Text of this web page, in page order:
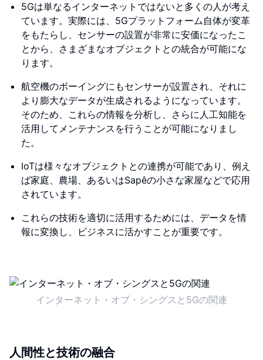
5Gは単なるインターネットではないと多くの人が考え
ています。実際には、5Gプラットフォーム自体が変革
をもたらし、センサーの設置が非常に安価になったこ
とから、さまざまなオブジェクトとの統合が可能にな
ります。
航空機のボーイングにもセンサーが設置され、それに
より膨大なデータが生成されるようになっています。
そのため、これらの情報を分析し、さらに人工知能を
活用してメンテナンスを行うことが可能になりまし
た。
IoTは様々なオブジェクトとの連携が可能であり、例え
ば家庭、農場、あるいはSapêの小さな家屋などで応用
されています。
これらの技術を適切に活用するためには、データを情
報に変換し、ビジネスに活かすことが重要です。
インターネット・オブ・シングスと5Gの関連
人間性と技術の融合